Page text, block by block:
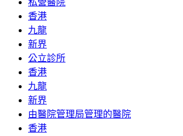
香港
九龍
新界
公立診所
香港
九龍
新界
由醫院管理局管理的醫院
香港